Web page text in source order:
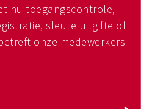
nu toegangscontrole,
sleuteluitgifte of
onze medewerkers